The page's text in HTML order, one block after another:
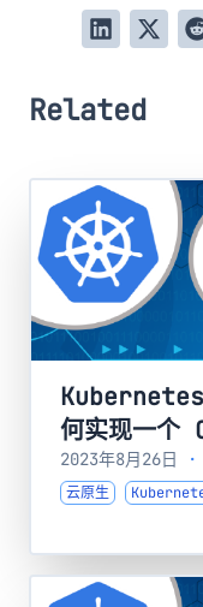
Related
何实现一个
2023年8月26日 ·
云原生